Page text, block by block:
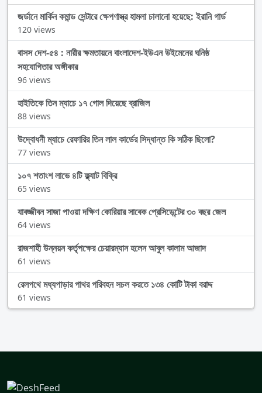
জর্ডানে মার্কিন কমান্ড সেন্টারে ক্ষেপণাস্ত্র হামলা চালানো হয়েছে: ইরানি গার্ড
120 views
বাসস দেশ-৫৪ : নারীর ক্ষমতায়নে বাংলাদেশ-ইউএন উইমেনের ঘনিষ্ঠ
সহযোগিতার অঙ্গীকার
96 views
হাইতিকে তিন ম্যাচে ১৭ গোল দিয়েছে ব্রাজিল
88 views
উদ্বোধনী ম্যাচে রেফারির তিন লাল কার্ডের সিদ্ধান্ত কি সঠিক ছিলো?
77 views
১০৭ শতাংশ লাভে ৪টি ফ্ল্যাট বিক্রি
65 views
যাবজ্জীবন সাজা পাওয়া দক্ষিণ কোরিয়ার সাবেক প্রেসিডেন্টের ৩০ বছর জেল
64 views
রাজশাহী উন্নয়ন কর্তৃপক্ষের চেয়ারম্যান হলেন আবুল কালাম আজাদ
61 views
রেলপথে মধ্যপাড়ার পাথর পরিবহন সচল করতে ১৩৪ কোটি টাকা বরাদ্দ
61 views